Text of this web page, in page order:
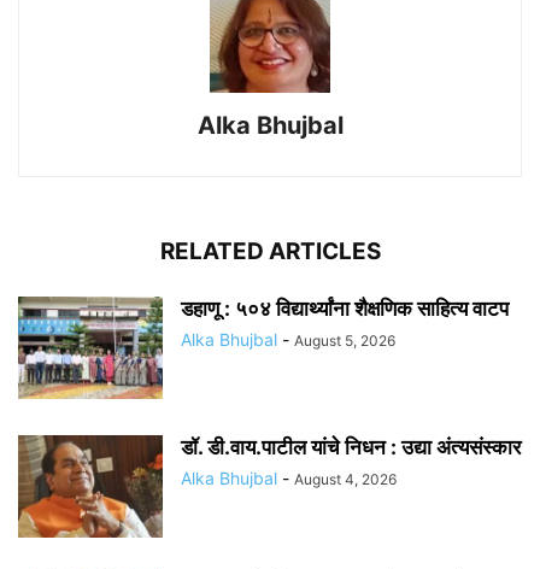
Alka Bhujbal
RELATED ARTICLES
डहाणू : ५०४ विद्यार्थ्यांना शैक्षणिक साहित्य वाटप
Alka Bhujbal - August 5, 2026
डॉ. डी.वाय.पाटील यांचे निधन : उद्या अंत्यसंस्कार
Alka Bhujbal - August 4, 2026